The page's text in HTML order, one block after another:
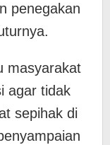
penegakan
masyarakat
agar tidak
sepihak di